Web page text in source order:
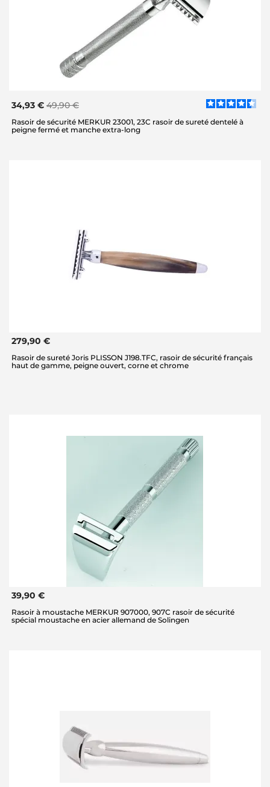
34,93 € 49,90 €
Rasoir de sécurité MERKUR 23001, 23C rasoir de sureté dentelé à
peigne fermé et manche extra-long
279,90 €
Rasoir de sureté Joris PLISSON J198.TFC, rasoir de sécurité français
haut de gamme, peigne ouvert, corne et chrome
39,90 €
Rasoir à moustache MERKUR 907000, 907C rasoir de sécurité
spécial moustache en acier allemand de Solingen